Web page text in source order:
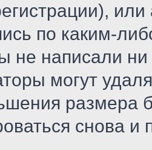
по каким-
не написали
могут
размера
снова и